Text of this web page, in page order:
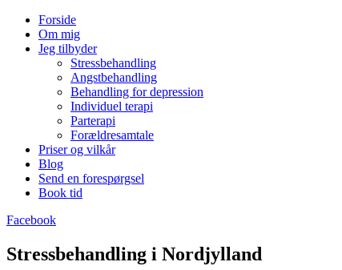
Forside
Om mig
Jeg tilbyder
Stressbehandling
Angstbehandling
Behandling for depression
Individuel terapi
Parterapi
Forældresamtale
Priser og vilkår
Blog
Send en forespørgsel
Book tid
Facebook
Stressbehandling i Nordjylland